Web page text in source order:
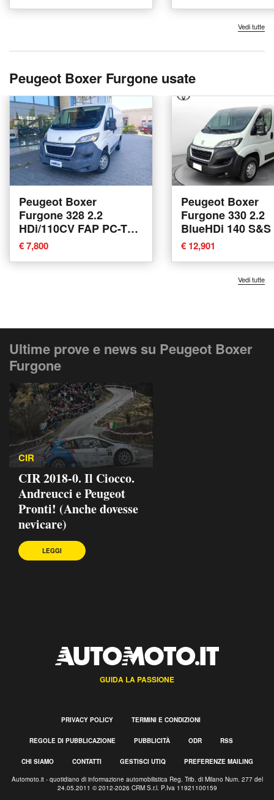
Vedi tutte
Peugeot Boxer Furgone usate
Peugeot Boxer
Furgone 328 2.2
HDi/110CV FAP PC-TN
Furgone del 2016 usata
a Castelfranco di Sotto
€ 7,800
Peugeot Boxer
Furgone 330 2.2
BlueHDi 140 S&S
TN Furgone
del 2021 usata a
€ 12,901
Vedi tutte
Ultime prove e news su Peugeot Boxer
Furgone
CIR
CIR 2018-0. Il Ciocco.
Andreucci e Peugeot
Pronti! (Anche dovesse
nevicare)
LEGGI
GUIDA LA PASSIONE
PRIVACY POLICY TERMINI E CONDIZIONI
REGOLE DI PUBBLICAZIONE PUBBLICITÀ ODR RSS
CHI SIAMO CONTATTI GESTISCI UTIQ PREFERENZE MAILING
Automoto.it - quotidiano di informazione automobilistica Reg. Trib. di Milano Num. 277 del
24.05.2011 © 2012-2026 CRM S.r.l. P.Iva 11921100159